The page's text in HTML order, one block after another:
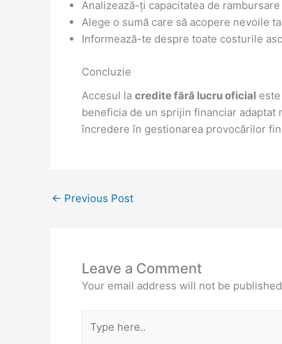
Analizează-ți capacitatea de
Alege o sumă care să acopere nevoile
Informează-te despre toate costurile
Concluzie
Accesul la credite fără lucru oficial
beneficia de un sprijin financiar
încredere în gestionarea provocărilor
← Previous Post
Leave a Comment
Your email address will not be
here..